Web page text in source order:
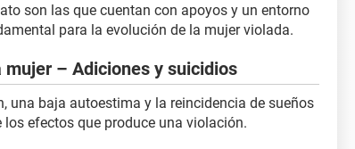
son las que cuentan con apoyos y un entorno
para la evolución de la mujer violada.
– Adiciones y suicidios
una baja autoestima y la reincidencia de sueños
efectos que produce una violación.